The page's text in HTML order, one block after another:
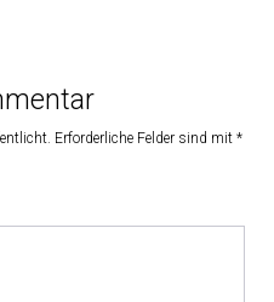
Erforderliche Felder sind mit *